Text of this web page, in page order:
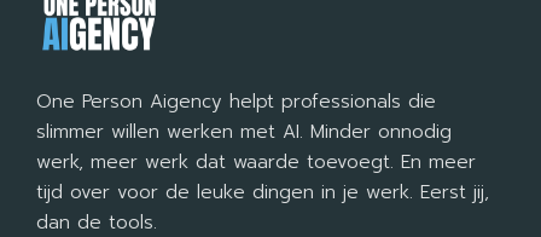
One Person Aigency helpt professionals die
slimmer willen werken met AI. Minder onnodig
werk, meer werk dat waarde toevoegt. En meer
tijd over voor de leuke dingen in je werk. Eerst jij,
dan de tools.